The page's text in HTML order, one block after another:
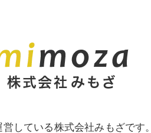
している株式会社みもざです。